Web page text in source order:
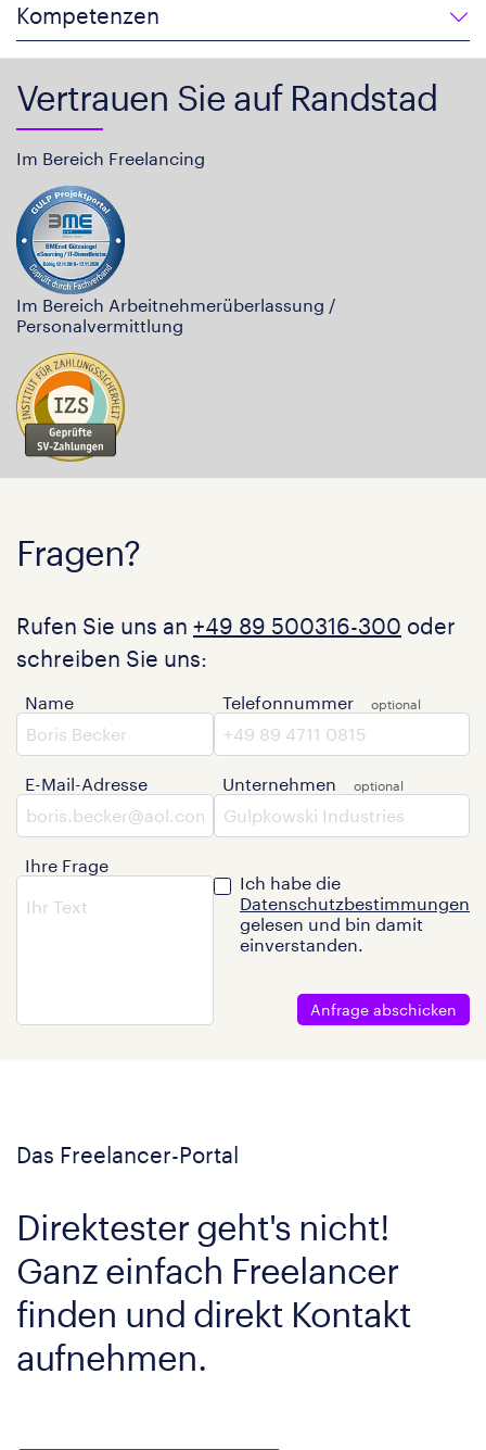
Kompetenzen
Vertrauen Sie auf Randstad
Im Bereich Freelancing
Im Bereich Arbeitnehmerüberlassung /
Personalvermittlung
Fragen?
Rufen Sie uns an +49 89 500316-300 oder
schreiben Sie uns:
Name
E-Mail-Adresse
Ihre Frage
Telefonnummer
Unternehmen
Ich habe die
Datenschutzbestimmungen
gelesen und bin damit
einverstanden.
Anfrage abschicken
Das Freelancer-Portal
Direktester geht's nicht!
Ganz einfach Freelancer
finden und direkt Kontakt
aufnehmen.